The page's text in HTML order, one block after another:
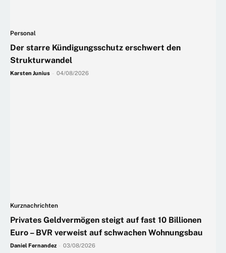
Personal
Der starre Kündigungsschutz erschwert den
Strukturwandel
Karsten Junius 04/08/2026
Kurznachrichten
Privates Geldvermögen steigt auf fast 10 Billionen
Euro – BVR verweist auf schwachen Wohnungsbau
Daniel Fernandez 03/08/2026